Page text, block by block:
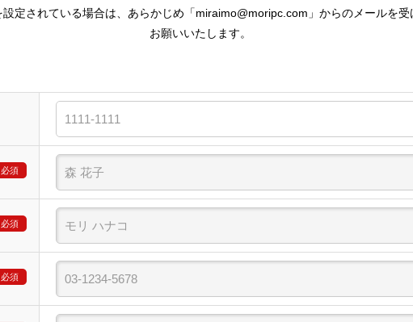
設定されている場合は、あらかじめ「miraimo@moripc.com」からのメールを
お願いいたします。
必須
必須
必須